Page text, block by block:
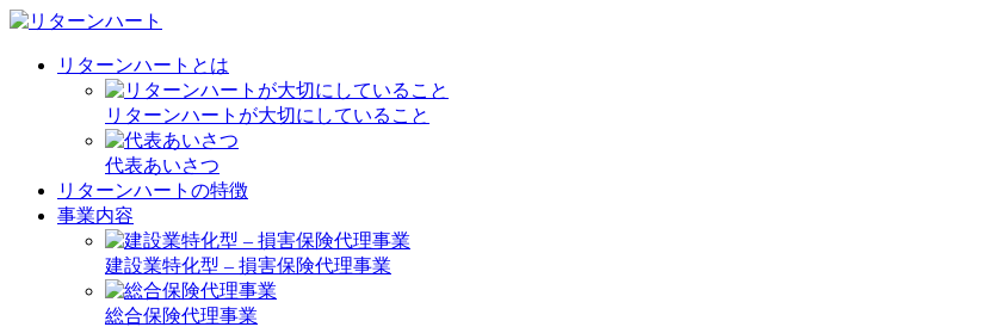
リターンハートとは
リターンハートが大切にしていること
代表あいさつ
リターンハートの特徴
事業内容
建設業特化型 – 損害保険代理事業
総合保険代理事業